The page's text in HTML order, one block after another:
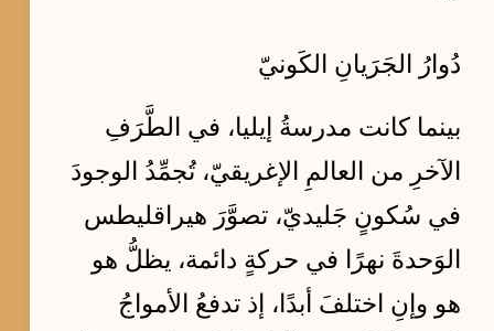
دُوارُ الجَرَيانِ الكَونيّ
بينما كانت مدرسةُ إيليا، في الطَّرَفِ
الآخرِ من العالمِ الإغريقيّ، تُجمِّدُ الوجودَ
في سُكونٍ جَليديّ، تصوَّرَ هيراقليطس
الوَحدةَ نهرًا في حركةٍ دائمة، يظلُّ هو
هو وإنِ اختلفَ أبدًا، إذ تدفعُ الأمواجُ